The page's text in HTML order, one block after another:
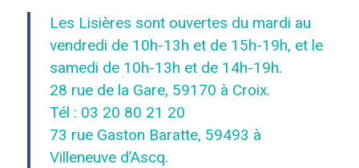
Les Lisières sont ouvertes du mardi au
vendredi de 10h-13h et de 15h-19h, et le
samedi de 10h-13h et de 14h-19h.
28 rue de la Gare, 59170 à Croix.
Tél : 03 20 80 21 20
73 rue Gaston Baratte, 59493 à
Villeneuve d’Ascq.